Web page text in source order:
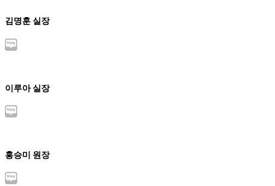
김명훈 실장
이루아 실장
홍승미 원장